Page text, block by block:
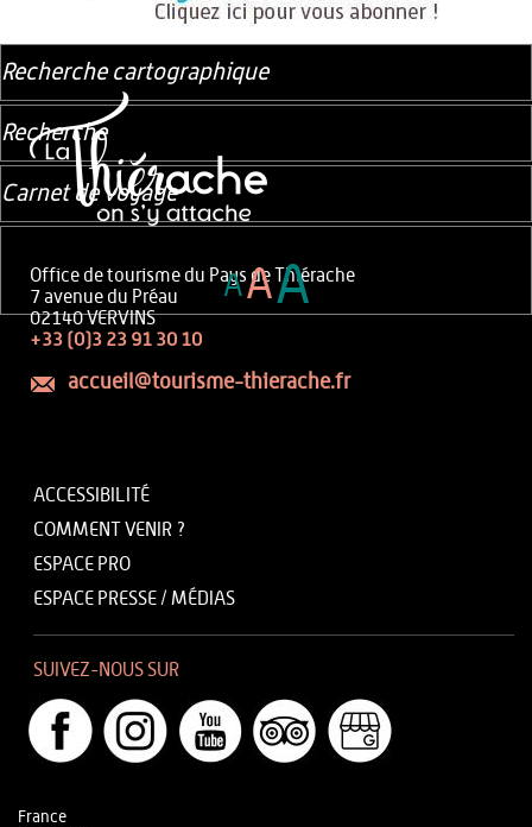
Office de tourisme du Pays de Thiérache
7 avenue du Préau
02140 VERVINS
+33 (0)3 23 91 30 10
accueil@tourisme-thierache.fr
ACCESSIBILITÉ
COMMENT VENIR ?
ESPACE PRO
ESPACE PRESSE / MÉDIAS
SUIVEZ-NOUS SUR
France
Recherche cartographique
Recherche
Carnet de voyage
AAA